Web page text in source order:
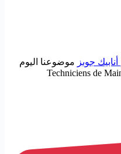
أنابيك جوبز موضوعنا اليوم